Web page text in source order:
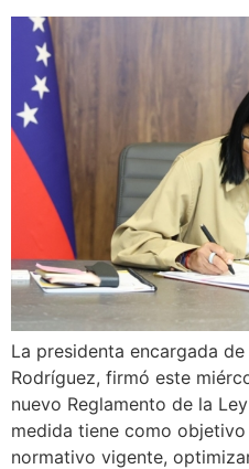
La presidenta encargada
Rodríguez, firmó este
nuevo Reglamento de la
medida tiene como
normativo vigente,